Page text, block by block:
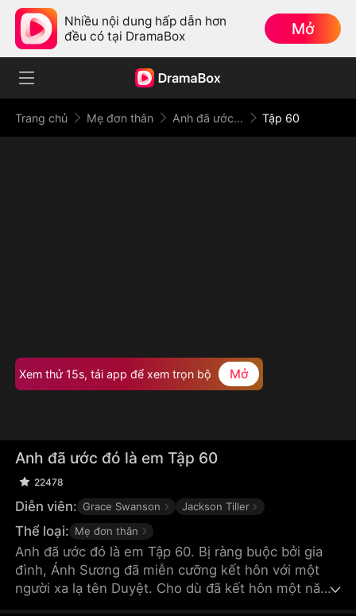
Nhiều nội dung hấp dẫn hơn
đều có tại DramaBox
Mở
Trang chủ Mẹ đơn thân Anh đã ước đó là em Tập 60
Xem thử 15s, tải app để xem trọn bộ Mở
Anh đã ước đó là em Tập 60
22478
Diễn viên: Grace Swanson Jackson Tiller
Thể loại: Mẹ đơn thân
Anh đã ước đó là em Tập 60. Bị ràng buộc bởi gia
đình, Ánh Sương đã miễn cưỡng kết hôn với một
người xa lạ tên Duyệt. Cho dù đã kết hôn một năm